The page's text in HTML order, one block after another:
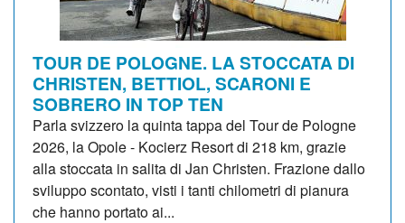
TOUR DE POLOGNE. LA STOCCATA DI
CHRISTEN, BETTIOL, SCARONI E
SOBRERO IN TOP TEN
Parla svizzero la quinta tappa del Tour de Pologne
2026, la Opole - Kocierz Resort di 218 km, grazie
alla stoccata in salita di Jan Christen. Frazione dallo
sviluppo scontato, visti i tanti chilometri di pianura
che hanno portato ai...